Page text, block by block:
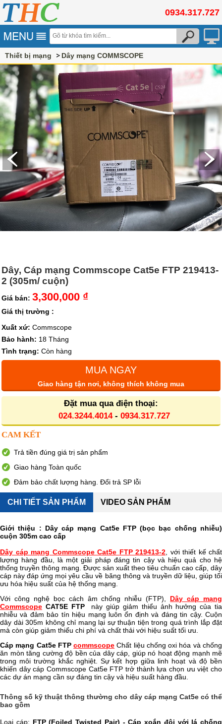
0934.317.727
Thiết bị mạng Dây mạng COMMSCOPE
Dây, Cáp mạng Commscope Cat5e FTP 219413-
2 (305m/ cuộn)
Giá bán: 3,300,000 ₫
Giá thị trường :
Xuất xứ: Commscope
Bảo hành: 18 Tháng
Tình trạng: Còn hàng
MUA NGAY
Giao hàng tận nơi, không thích không mua
Đặt mua qua điện thoại:
024.3244.4014- 0934.317.727
CAM KẾT
Trả tiền đúng giá trị sản phẩm
Giao hàng Toàn quốc
Đảm bảo chất lượng hàng. Đổi trả SP lỗi
CHI TIẾT SẢN PHẨM VIDEO SẢN PHẨM
Giới thiệu : Dây cáp mạng Cat5e FTP (bọc bạc chống nhiễu)
cuộn 305m cao cấp
Dây cáp mạng Commscope Cat5e FTP 219413-2 , với thiết kế chất
lượng hàng đầu, là một giải pháp đáng tin cậy và hiệu quả cho hệ
thống truyền thông mạng. Được sản xuất theo tiêu chuẩn cao cấp, dây
cáp này đáp ứng mọi yêu cầu về băng thông và truyền dữ liệu, giúp tối
ưu hóa hiệu suất của hệ thống mạng.
Với công nghệ bọc cách âm chống nhiễu (FTP), Dây cáp mạng
Commscope CAT5E FTP
này giúp giảm thiểu ảnh hưởng của tia
nhiễu và đảm bảo tín hiệu mạng luôn ổn định và đáng tin cậy. Cuộn
dây dài 305m không chỉ mang lại sự thuận tiện trong quá trình lắp đặt
mà còn giúp giảm thiểu chi phí và chất thải với hiệu suất tối ưu.
Cáp mạng Cat5e FTPcommscope Chất liệu chống oxi hóa và chống
ăn mòn tăng cường độ bền của dây cáp, giúp nó hoạt động mạnh mẽ
trong môi trường khắc nghiệt. Sự kết hợp giữa linh hoạt và độ bền
khiến dây cáp Commscope Cat5e FTP trở thành lựa chọn ưu việt cho
các dự án mạng cần sự đáng tin cậy và hiệu suất hàng đầu.
Thông số kỹ thuật thông thường cho dây cáp mạng Cat5e có thể
bao gồm
Loại cáp: FTP (Foiled Twisted Pair) - Cáp xoắn đôi với lá chống